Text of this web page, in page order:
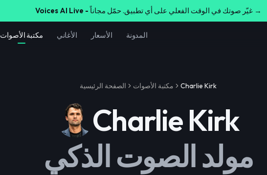
Voices AI Live - غيّر صوتك في الوقت الفعلي على أي تطبيق. حمّل مجاناً →
مكتبة الأصوات الأغاني الأسعار المدونة
الصفحة الرئيسية مكتبة الأصوات Charlie Kirk
Charlie Kirk
مولد الصوت الذكي